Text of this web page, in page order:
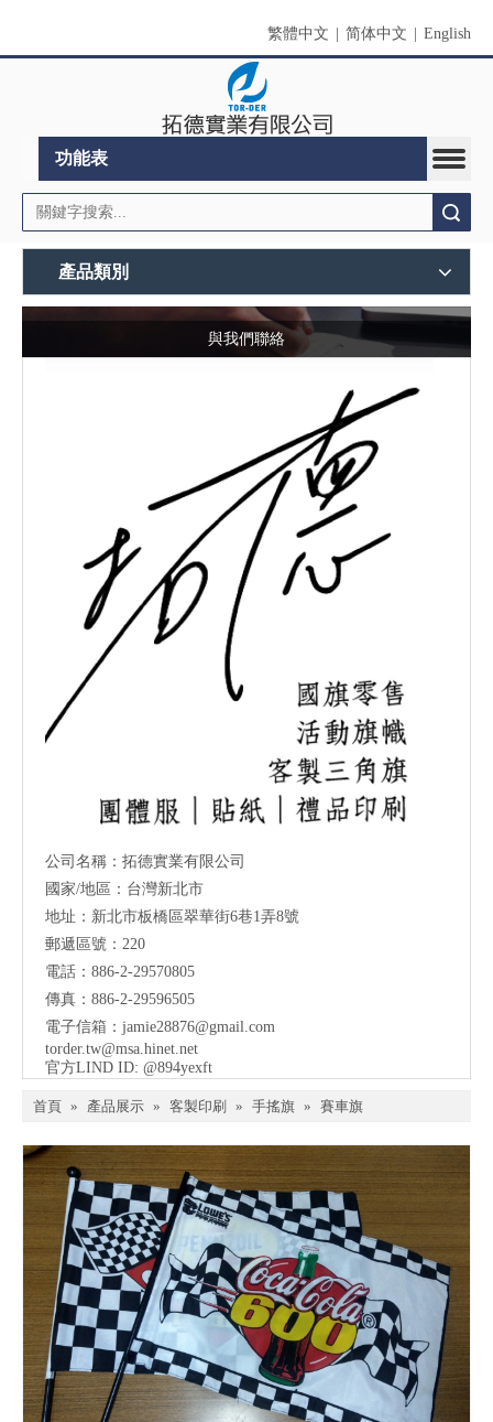
繁體中文 简体中文 English
功能表
產品類別
與我們聯絡
公司名稱：拓德實業有限公司
國家/地區：台灣新北市
地址：新北市板橋區翠華街6巷1弄8號
郵遞區號：220
電話：886-2-29570805
傳真：886-2-29596505
電子信箱： jamie28876@gmail.com
torder.tw@msa.hinet.net
官方LIND ID: @894yexft
首頁 » 產品展示 » 客製印刷 » 手搖旗 » 賽車旗